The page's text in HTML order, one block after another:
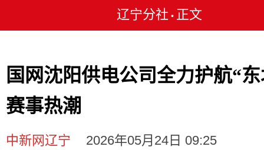
辽宁分社 • 正文
国网沈阳供电公司全力护航“
赛事热潮
中新网辽宁 2026年05月24日 09:25